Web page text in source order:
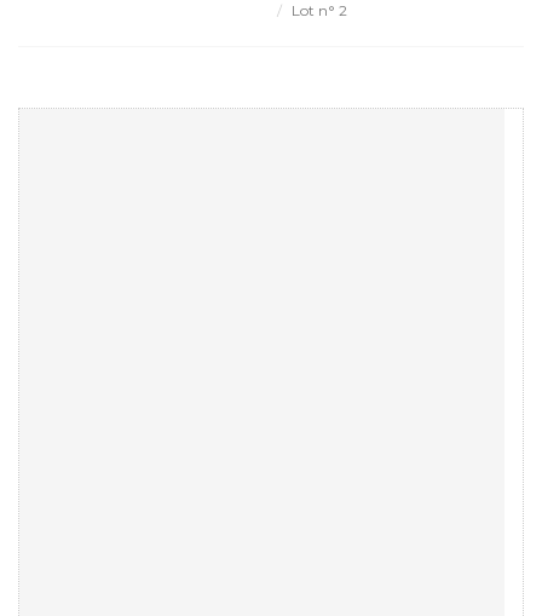
Lot n° 2